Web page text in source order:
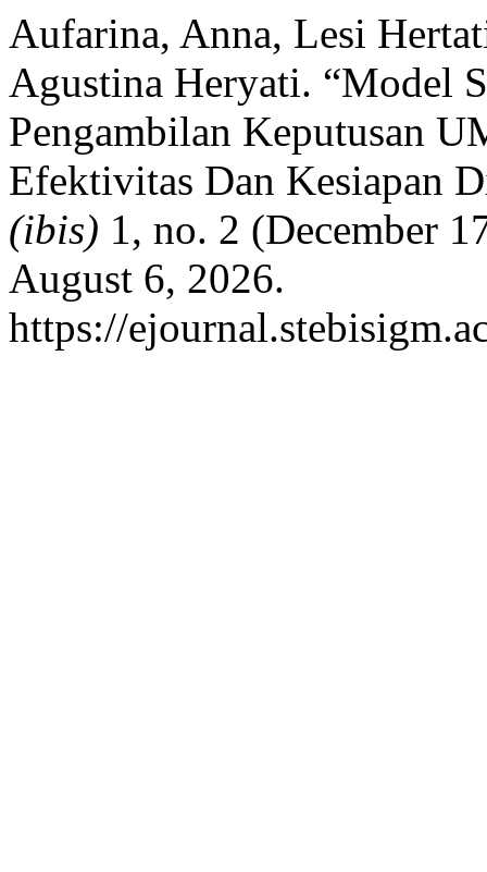
Aufarina, Anna, Lesi
Agustina Heryati. “Model
Pengambilan Keputusan
Efektivitas Dan Kesiapan
(ibis) 1, no. 2 (December
August 6, 2026.
https://